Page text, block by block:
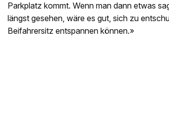
Parkplatz kommt. Wenn man dann etwas
längst gesehen, wäre es gut, sich zu
Beifahrersitz entspannen können.»